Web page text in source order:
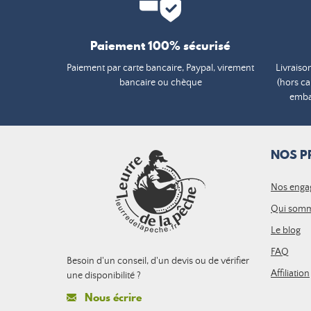
Paiement 100% sécurisé
Paiement par carte bancaire, Paypal, virement
bancaire ou chèque
(hors
Besoin d'un conseil, d'un devis ou de vérifier
une disponibilité ?
Nous écrire
NOS
Nos
Qui
Le blog
FAQ
Affiliation